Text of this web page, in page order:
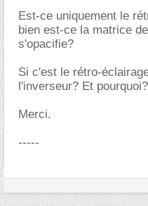
Est-ce uniquement le
bien est-ce la matrice
s'opacifie?
Si c'est le rétro-
l'inverseur? Et pourquoi?
Merci.
-----